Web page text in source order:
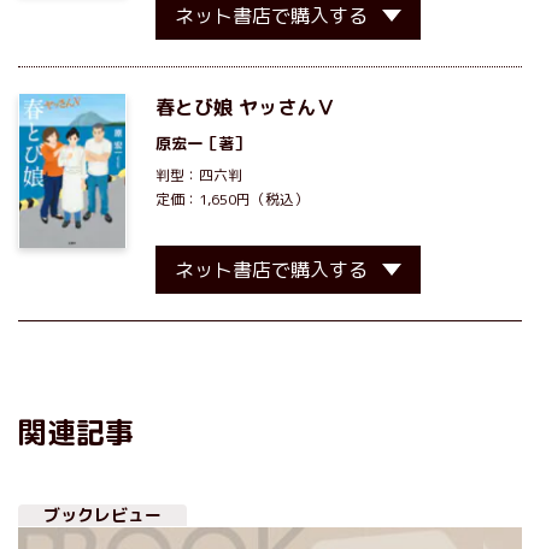
ネット書店で購入する
春とび娘 ヤッさんⅤ
原宏一 ［著］
判型：四六判
定価：1,650円（税込）
ネット書店で購入する
関連記事
ブックレビュー